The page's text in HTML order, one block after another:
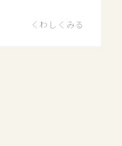
くわしくみる